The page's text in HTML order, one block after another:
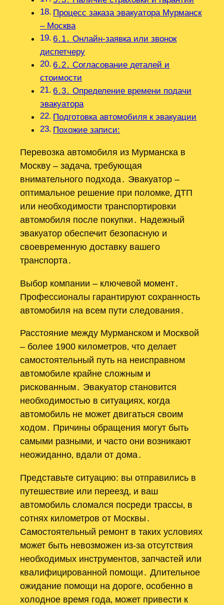
Процесс заказа эвакуатора Мурманск
– Москва
6․1․ Онлайн-заявка или звонок
диспетчеру
6․2․ Согласование деталей и
стоимости
6․3․ Определение времени подачи
эвакуатора
Подготовка автомобиля к эвакуации
Похожие записи:
Перевозка автомобиля из Мурманска в
Москву – задача‚ требующая
внимательного подхода․ Эвакуатор –
оптимальное решение при поломке‚ ДТП
или необходимости транспортировки
автомобиля после покупки․ Надежный
эвакуатор обеспечит безопасную и
своевременную доставку вашего
транспорта․
Выбор компании – ключевой момент․
Профессионалы гарантируют сохранность
автомобиля на всем пути следования․
Расстояние между Мурманском и Москвой
– более 1900 километров‚ что делает
самостоятельный путь на неисправном
автомобиле крайне сложным и
рискованным․ Эвакуатор становится
необходимостью в ситуациях‚ когда
автомобиль не может двигаться своим
ходом․ Причины обращения могут быть
самыми разными‚ и часто они возникают
неожиданно‚ вдали от дома․
Представьте ситуацию: вы отправились в
путешествие или переезд‚ и ваш
автомобиль сломался посреди трассы‚ в
сотнях километров от Москвы․
Самостоятельный ремонт в таких условиях
может быть невозможен из-за отсутствия
необходимых инструментов‚ запчастей или
квалифицированной помощи․ Длительное
ожидание помощи на дороге‚ особенно в
холодное время года‚ может привести к